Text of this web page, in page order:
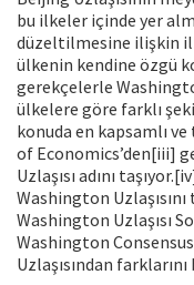
bu ilkeler içinde yer
düzeltilmesine ilişkin
ülkenin kendine özgü
gerekçelerle
ülkelere göre farklı
konuda en kapsamlı
of Economics’den[iii]
Uzlaşısı adını
Washington
Washington Uzlaşısı
Washington
Uzlaşısından